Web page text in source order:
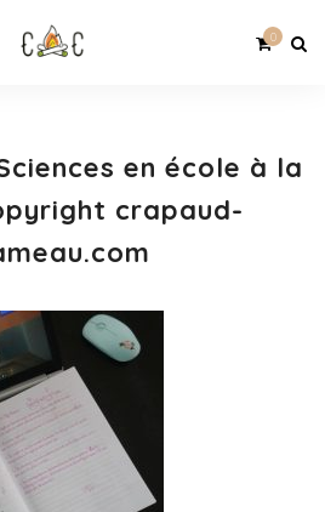
0
en école à la
crapaud-